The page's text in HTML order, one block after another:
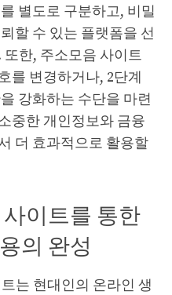
별도로 구분하고, 비밀
할 수 있는 플랫폼을 선
한, 주소모음 사이트
를 변경하거나, 2단계
강화하는 수단을 마련
중한 개인정보와 금융
더 효과적으로 활용할
이트를 통한
의 완성
는 현대인의 온라인 생